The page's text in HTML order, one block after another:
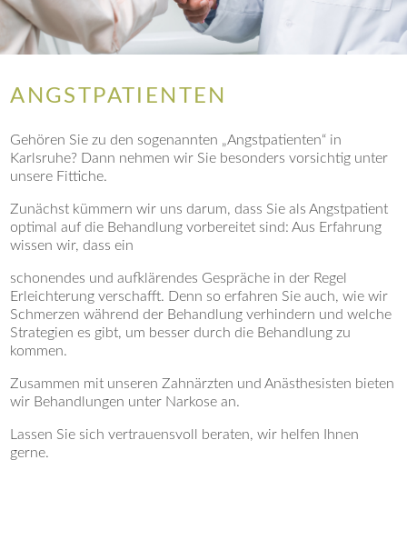
ANGSTPATIENTEN
Gehören Sie zu den sogenannten „Angstpatienten“ in
Karlsruhe? Dann nehmen wir Sie besonders vorsichtig unter
unsere Fittiche.
Zunächst kümmern wir uns darum, dass Sie als Angstpatient
optimal auf die Behandlung vorbereitet sind: Aus Erfahrung
wissen wir, dass ein
schonendes und aufklärendes Gespräche in der Regel
Erleichterung verschafft. Denn so erfahren Sie auch, wie wir
Schmerzen während der Behandlung verhindern und welche
Strategien es gibt, um besser durch die Behandlung zu
kommen.
Zusammen mit unseren Zahnärzten und Anästhesisten bieten
wir Behandlungen unter Narkose an.
Lassen Sie sich vertrauensvoll beraten, wir helfen Ihnen
gerne.